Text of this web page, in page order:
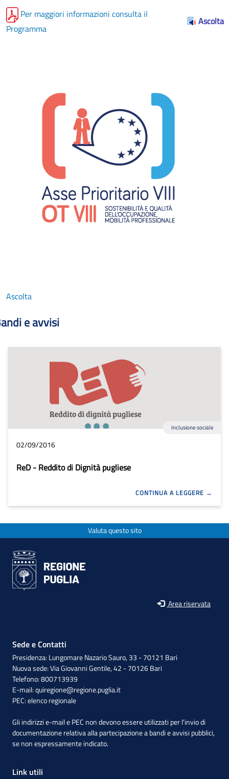
Per maggiori informazioni consulta il
Programma
Ascolta
Ascolta
e avvisi
Inclusione sociale
02/09/2016
ReD - Reddito di Dignità pugliese
CONTINUA A LEGGERE
Valuta questo sito
Area riservata
Sede e Contatti
Presidenza: Lungomare Nazario Sauro, 33 - 70121 Bari
Nuova sede: Via Giovanni Gentile, 42 - 70126 Bari
Telefono: 800713939
E-mail:quiregione@regione.puglia.it
PEC:elenco regionale
Gli indirizzi e-mail e PEC non devono essere utilizzati per l'invio di
documentazione relativa alla partecipazione a bandi e avvisi pubblici,
se non espressamente indicato.
Link utili